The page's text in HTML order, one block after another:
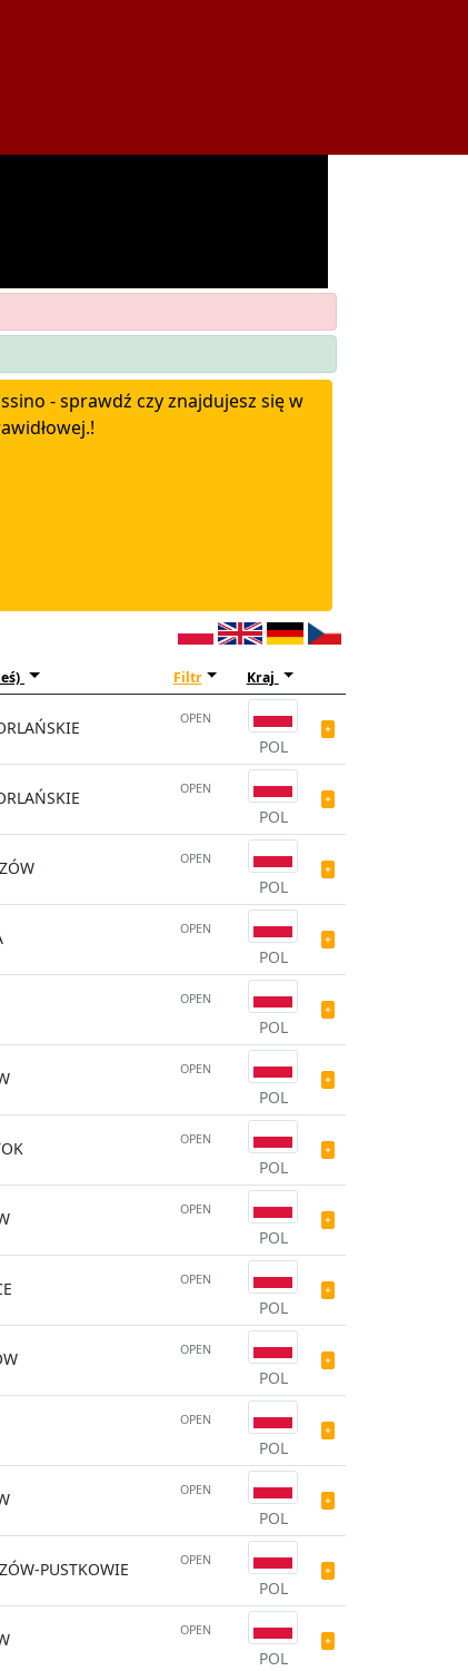
- sprawdź czy znajdujesz się w
Filtr Kraj
OPEN
POL
OPEN
POL
OPEN
POL
OPEN
POL
OPEN
POL
OPEN
POL
OPEN
POL
OPEN
POL
OPEN
POL
OPEN
POL
OPEN
POL
OPEN
POL
PUSTKOWIE OPEN
POL
OPEN
POL